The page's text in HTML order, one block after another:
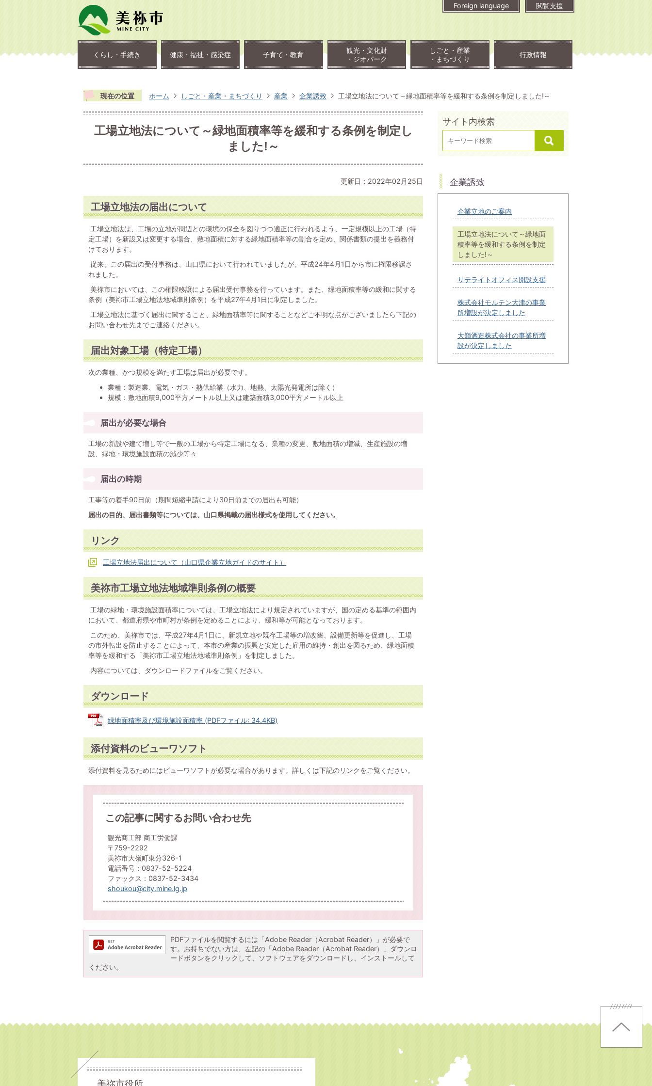
Foreign language 閲覧支援
くらし・手続き 健康・福祉・感染症 子育て・教育
観光・文化財
・ジオパーク
しごと・産業
・まちづくり
行政情報
現在の位置 ホーム しごと・産業・まちづくり 産業 企業誘致 工場立地法について～緑地面積率等を緩和する条例を制定しました!～
工場立地法について～緑地面積率等を緩和する条例を制定し
ました!～
更新日：2022年02月25日
工場立地法の届出について
工場立地法は、工場の立地が周辺との環境の保全を図りつつ適正に行われるよう、一定規模以上の工場（特
定工場）を新設又は変更する場合、敷地面積に対する緑地面積率等の割合を定め、関係書類の提出を義務付
けております。
従来、この届出の受付事務は、山口県において行われていましたが、平成24年4月1日から市に権限移譲さ
れました。
美祢市においては、この権限移譲による届出受付事務を行っています。また、緑地面積率等の緩和に関する
条例（美祢市工場立地法地域準則条例）を平成27年4月1日に制定しました。
工場立地法に基づく届出に関すること、緑地面積率等に関することなどご不明な点がございましたら下記の
お問い合わせ先までご連絡ください。
届出対象工場（特定工場）
次の業種、かつ規模を満たす工場は届出が必要です。
業種：製造業、電気・ガス・熱供給業（水力、地熱、太陽光発電所は除く）
規模：敷地面積9,000平方メートル以上又は建築面積3,000平方メートル以上
届出が必要な場合
工場の新設や建て増し等で一般の工場から特定工場になる、業種の変更、敷地面積の増減、生産施設の増
設、緑地・環境施設面積の減少等々
届出の時期
工事等の着手90日前（期間短縮申請により30日前までの届出も可能）
届出の目的、届出書類等については、山口県掲載の届出様式を使用してください。
リンク
工場立地法届出について（山口県企業立地ガイドのサイト）
美祢市工場立地法地域準則条例の概要
工場の緑地・環境施設面積率については、工場立地法により規定されていますが、国の定める基準の範囲内
において、都道府県や市町村が条例を定めることにより、緩和等が可能となっております。
このため、美祢市では、平成27年4月1日に、新規立地や既存工場等の増改築、設備更新等を促進し、工場
の市外転出を防止することによって、本市の産業の振興と安定した雇用の維持・創出を図るため、緑地面積
率等を緩和する「美祢市工場立地法地域準則条例」を制定しました。
内容については、ダウンロードファイルをご覧ください。
ダウンロード
緑地面積率及び環境施設面積率 (PDFファイル: 34.4KB)
添付資料のビューワソフト
添付資料を見るためにはビューワソフトが必要な場合があります。詳しくは下記のリンクをご覧ください。
この記事に関するお問い合わせ先
観光商工部 商工労働課
〒759-2292
美祢市大嶺町東分326-1
電話番号：0837-52-5224
ファックス：0837-52-3434
shoukou@city.mine.lg.jp
PDFファイルを閲覧するには「Adobe Reader（Acrobat Reader）」が必要で
す。お持ちでない方は、左記の「Adobe Reader（Acrobat Reader）」ダウンロ
ードボタンをクリックして、ソフトウェアをダウンロードし、インストールして
ください。
サイト内検索
企業誘致
企業立地のご案内
工場立地法について～緑地面
積率等を緩和する条例を制定
しました!～
サテライトオフィス開設支援
株式会社モルテン大津の事業
所増設が決定しました
大嶺酒造株式会社の事業所増
設が決定しました
美祢市役所